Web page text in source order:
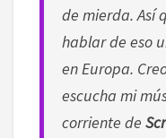
de mierda. Así
hablar de eso
en Europa.
escucha mi
corriente de